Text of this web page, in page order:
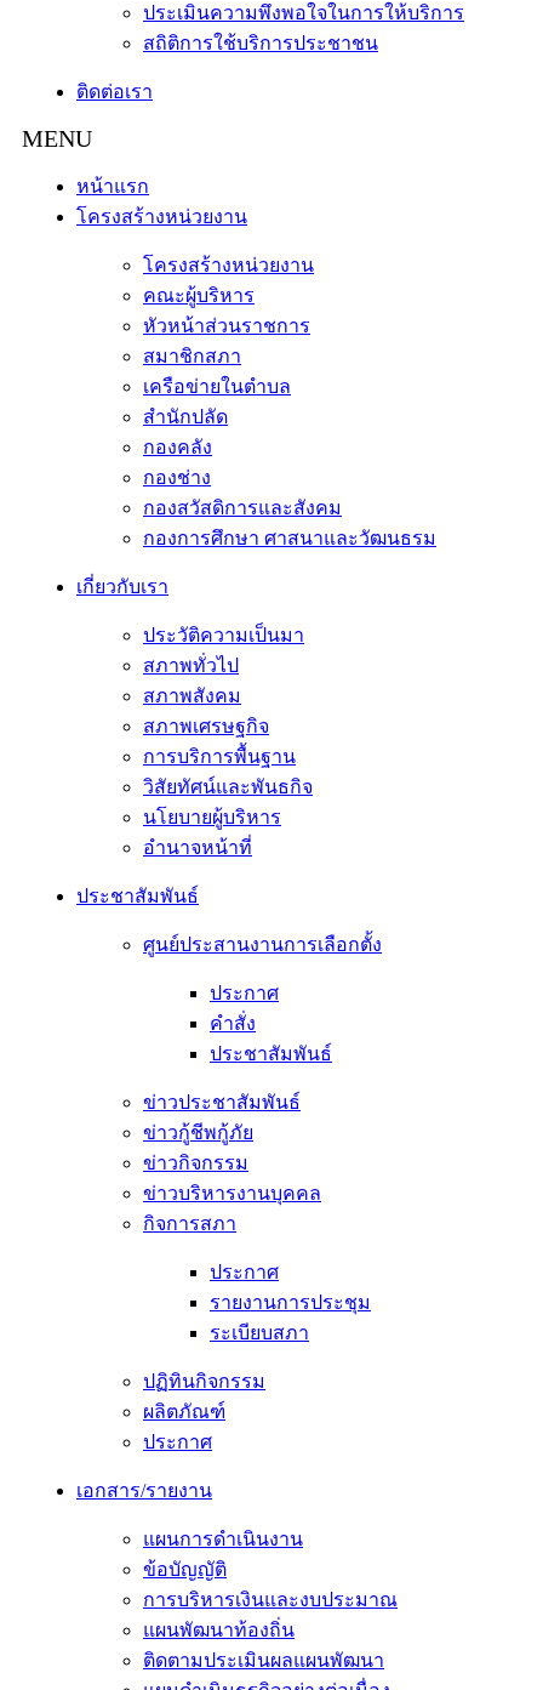
ประเมินความพึงพอใจในการให้บริการ
สถิติการใช้บริการประชาชน
ติดต่อเรา
หน้าแรก
โครงสร้างหน่วยงาน
โครงสร้างหน่วยงาน
คณะผู้บริหาร
หัวหน้าส่วนราชการ
สมาชิกสภา
เครือข่ายในตำบล
สำนักปลัด
กองคลัง
กองช่าง
กองสวัสดิการและสังคม
กองการศึกษา ศาสนาและวัฒนธรม
เกี่ยวกับเรา
ประวัติความเป็นมา
สภาพทั่วไป
สภาพสังคม
สภาพเศรษฐกิจ
การบริการพื้นฐาน
วิสัยทัศน์และพันธกิจ
นโยบายผู้บริหาร
อํานาจหน้าที่
ประชาสัมพันธ์
ศูนย์ประสานงานการเลือกตั้ง
ประกาศ
คำสั่ง
ประชาสัมพันธ์
ข่าวประชาสัมพันธ์
ข่าวกู้ชีพกู้ภัย
ข่าวกิจกรรม
ข่าวบริหารงานบุคคล
กิจการสภา
ประกาศ
รายงานการประชุม
ระเบียบสภา
ปฏิทินกิจกรรม
ผลิตภัณฑ์
ประกาศ
เอกสาร/รายงาน
แผนการดำเนินงาน
ข้อบัญญัติ
การบริหารเงินและงบประมาณ
แผนพัฒนาท้องถิ่น
ติดตามประเมินผลแผนพัฒนา